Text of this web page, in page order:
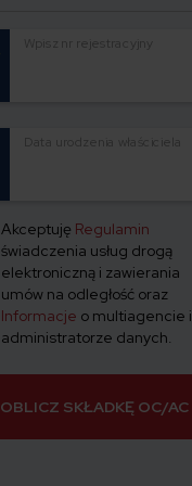
Wpisz nr rejestracyjny
Data urodzenia właściciela
Akceptuję Regulamin
świadczenia usług drogą
elektroniczną i zawierania
umów na odległość oraz
Informacje o multiagencie i
administratorze danych.
OBLICZ SKŁADKĘ OC/AC